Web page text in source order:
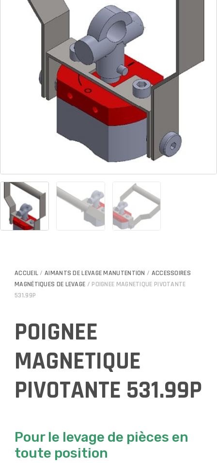
ACCUEIL /AIMANTS DE LEVAGE MANUTENTION / ACCESSOIRES
MAGNÉTIQUES DE LEVAGE / POIGNEE MAGNETIQUE PIVOTANTE
531.99P
POIGNEE
MAGNETIQUE
PIVOTANTE 531.99P
Pour le levage de pièces en
toute position